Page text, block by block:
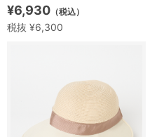
¥6,930 （税込）
税抜 ¥6,300